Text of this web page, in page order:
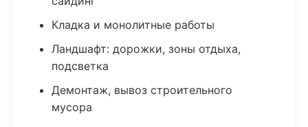
Кладка и монолитные работы
Ландшафт: дорожки, зоны отдыха,
подсветка
Демонтаж, вывоз строительного
мусора